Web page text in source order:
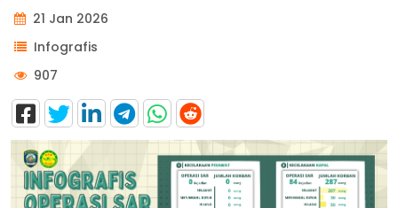
21 Jan 2026
Infografis
907